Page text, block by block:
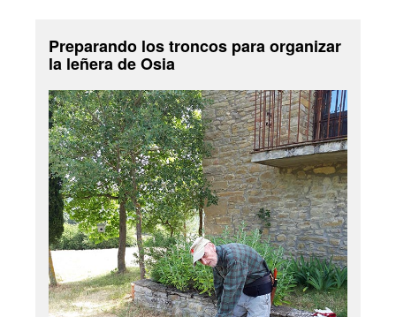
Preparando los troncos para organizar
la leñera de Osia